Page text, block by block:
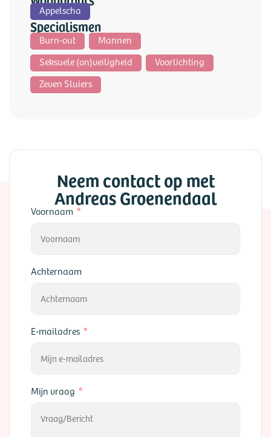
Appelscha
Specialismen
Burn-out
Mannen
Seksuele (on)veiligheid
Voorlichting
Zeven Sluiers
Neem contact op met
Andreas Groenendaal
Voornaam
Achternaam
E-mailadres
Mijn vraag